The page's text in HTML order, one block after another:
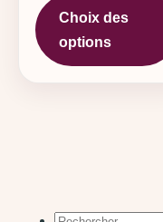
Choix des
options
Rechercher :